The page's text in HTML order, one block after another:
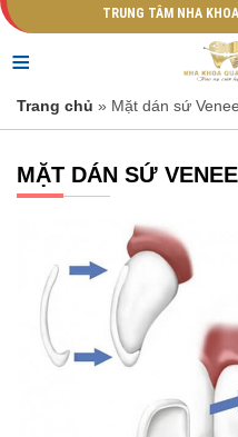
TRUNG TÂM NHA
≡
Trang chủ » Mặt dán sứ
MẶT DÁN SỨ